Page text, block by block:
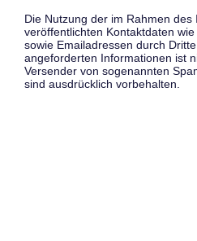
Die Nutzung der im Rahmen
veröffentlichten Kontaktdaten
sowie Emailadressen durch
angeforderten Informationen ist
Versender von sogenannten
sind ausdrücklich vorbehalten.